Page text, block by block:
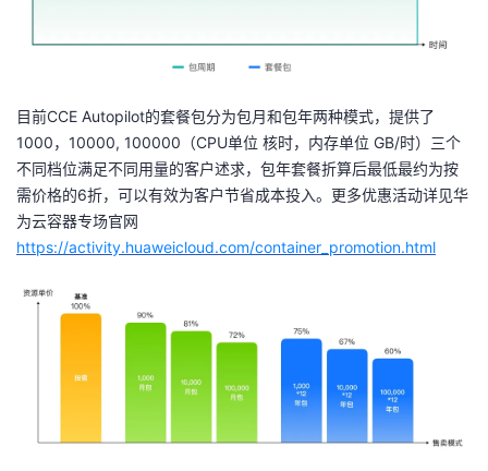
目前CCE Autopilot的套餐包分为包月和包年两种模式，提供了
1000，10000, 100000（CPU单位 核时，内存单位 GB/时）三个
不同档位满足不同用量的客户述求，包年套餐折算后最低最约为按
需价格的6折，可以有效为客户节省成本投入。更多优惠活动详见华
为云容器专场官网
https://activity.huaweicloud.com/container_promotion.html